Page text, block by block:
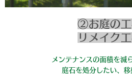
②お庭の
リメイク
メンテナンスの面積を減
庭石を処分したい、